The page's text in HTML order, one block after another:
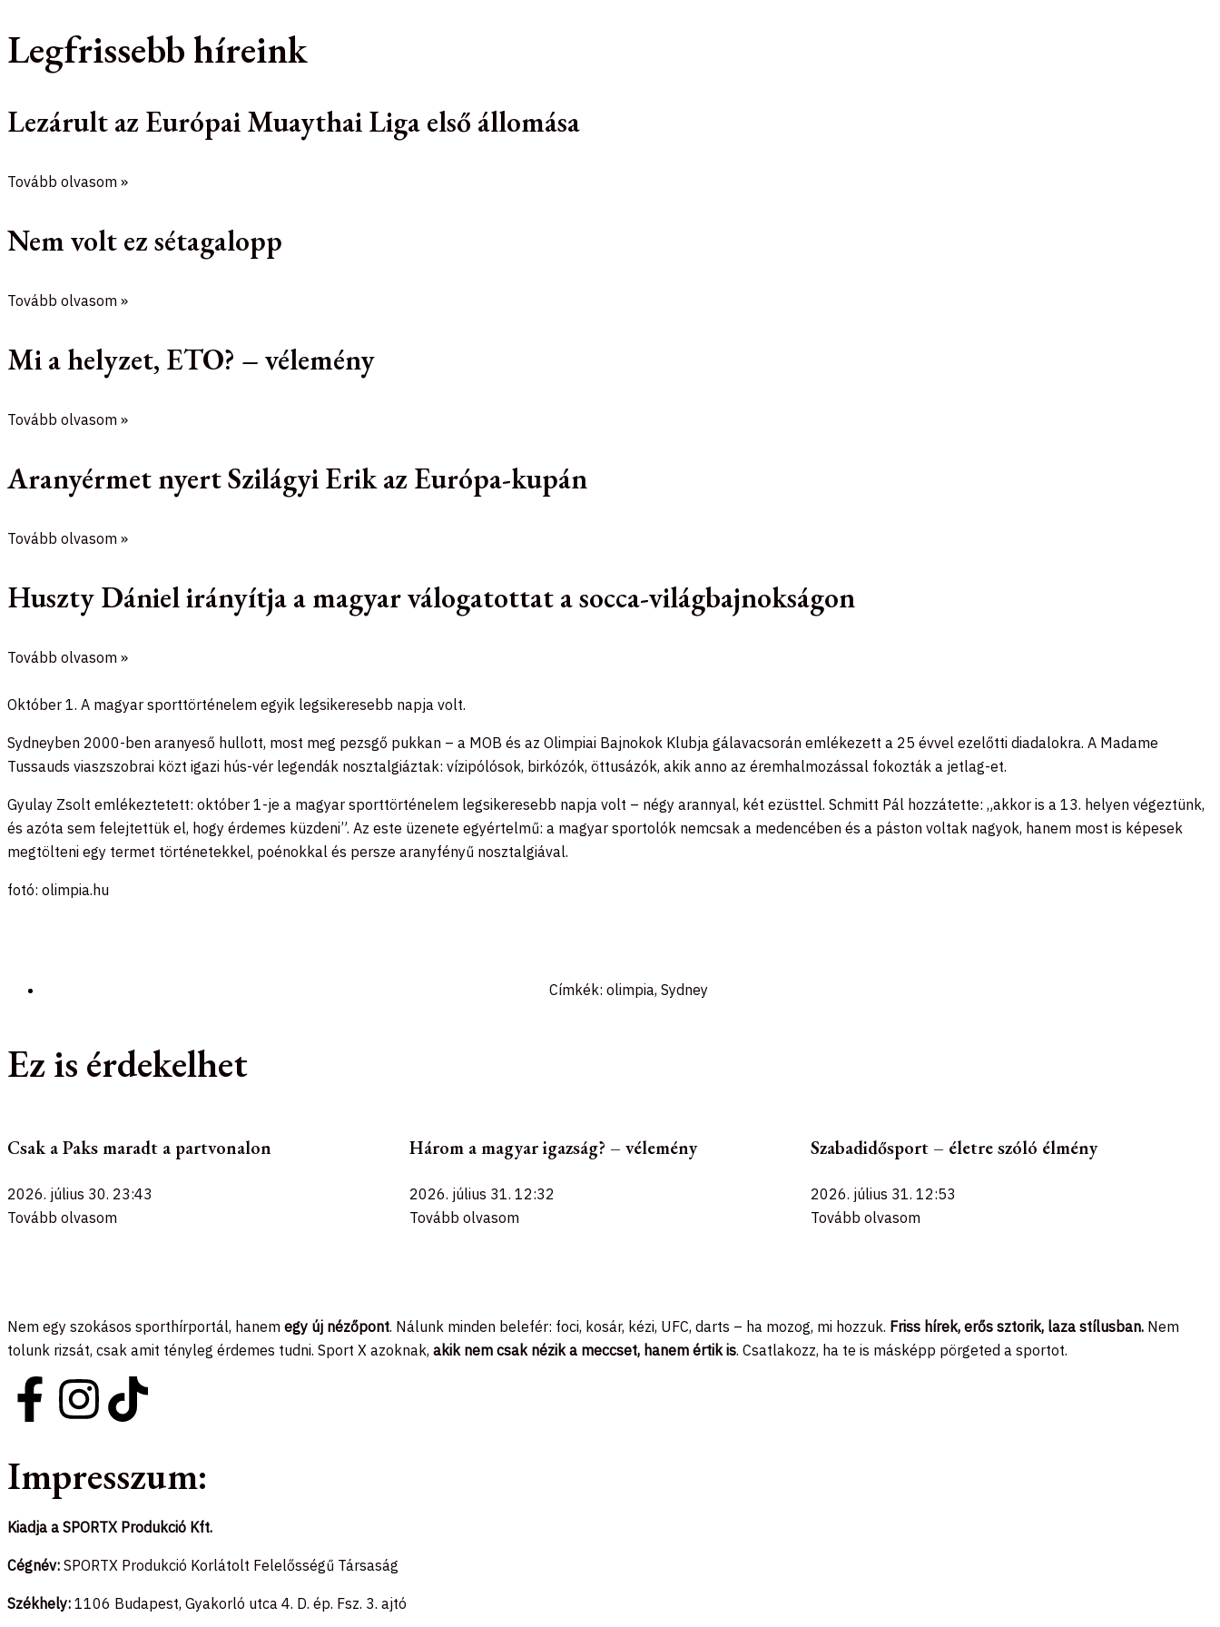
Legfrissebb híreink
Lezárult az Európai Muaythai Liga első állomása
Tovább olvasom »
Nem volt ez sétagalopp
Tovább olvasom »
Mi a helyzet, ETO? – vélemény
Tovább olvasom »
Aranyérmet nyert Szilágyi Erik az Európa-kupán
Tovább olvasom »
Huszty Dániel irányítja a magyar válogatottat a socca-világbajnokságon
Tovább olvasom »
Október 1. A magyar sporttörténelem egyik legsikeresebb napja volt.
Sydneyben 2000-ben aranyeső hullott, most meg pezsgő pukkan – a MOB és az Olimpiai Bajnokok Klubja gálavacsorán emlékezett a 25 évvel ezelőtti diadalokra. A Madame
Tussauds viaszszobrai közt igazi hús-vér legendák nosztalgiáztak: vízipólósok, birkózók, öttusázók, akik anno az éremhalmozással fokozták a jetlag-et.
Gyulay Zsolt emlékeztetett: október 1-je a magyar sporttörténelem legsikeresebb napja volt – négy arannyal, két ezüsttel. Schmitt Pál hozzátette: „akkor is a 13. helyen végeztünk,
és azóta sem felejtettük el, hogy érdemes küzdeni”. Az este üzenete egyértelmű: a magyar sportolók nemcsak a medencében és a páston voltak nagyok, hanem most is képesek
megtölteni egy termet történetekkel, poénokkal és persze aranyfényű nosztalgiával.
fotó: olimpia.hu
Címkék: olimpia, Sydney
Ez is érdekelhet
Csak a Paks maradt a partvonalon
2026. július 30. 23:43
Tovább olvasom
Három a magyar igazság? – vélemény
2026. július 31. 12:32
Tovább olvasom
Szabadidősport – életre szóló élmény
2026. július 31.12:53
Tovább olvasom
Nem egy szokásos sporthírportál, hanem egy új nézőpont. Nálunk minden belefér: foci, kosár, kézi, UFC, darts – ha mozog, mi hozzuk. Friss hírek, erős sztorik, laza stílusban. Nem
tolunk rizsát, csak amit tényleg érdemes tudni. Sport X azoknak, akik nem csak nézik a meccset, hanem értik is. Csatlakozz, ha te is másképp pörgeted a sportot.
F
c
e
b
I
s
t
a
T
k
t
o
Impresszum:
Kiadja a SPORTX Produkció Kft.
Cégnév: SPORTX Produkció Korlátolt Felelősségű Társaság
Székhely: 1106 Budapest, Gyakorló utca 4. D. ép. Fsz. 3. ajtó